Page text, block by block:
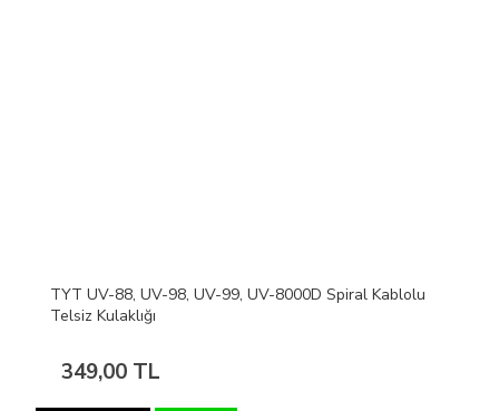
TYT UV-88, UV-98, UV-99, UV-8000D Spiral Kablolu
Telsiz Kulaklığı
349,00 TL